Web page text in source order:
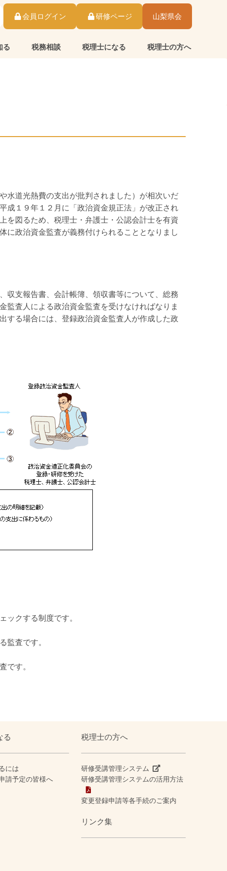
会員ログイン 研修ページ 山梨県会
る 税務相談 税理士になる 税理士の方へ
水道光熱費の支出が批判されました）が相次いだ
成１９年１２月に「政治資金規正法」が改正され
を図るため、税理士・弁護士・公認会計士を有資
に政治資金監査が義務付けられることとなりまし
収支報告書、会計帳簿、領収書等について、総務
監査人による政治資金監査を受けなければなりま
する場合には、登録政治資金監査人が作成した政
ックする制度です。
監査です。
です。
る
には
請予定の皆様へ
税理士の方へ
研修受講管理システム
研修受講管理システムの活用方法
変更登録申請等各手続のご案内
リンク集